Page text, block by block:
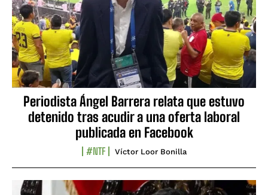
Periodista Ángel Barrera relata que estuvo
detenido tras acudir a una oferta laboral
publicada en Facebook
#NTF Víctor Loor Bonilla